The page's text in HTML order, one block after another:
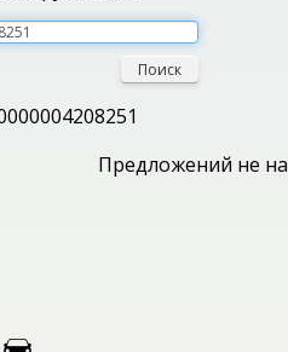
Поиск
Предложений не